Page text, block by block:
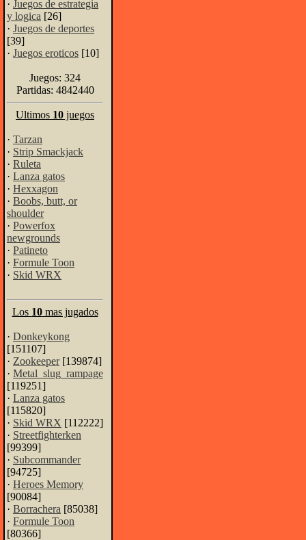
· Juegos de estrategia
y logica [26]
· Juegos de deportes
[39]
· Juegos eroticos [10]
Juegos: 324
Partidas: 4842440
Ultimos 10 juegos
· Tarzan
· Strip Smackjack
· Ruleta
· Lanza gatos
· Hexxagon
· Boobs, butt, or
shoulder
· Powerfox
newgrounds
· Patineto
· Formule Toon
· Skid WRX
Los 10mas jugados
· Donkeykong
[151107]
· Zookeeper[139874]
· Metal_slug_rampage
[119251]
· Lanza gatos
[115820]
· Skid WRX [112222]
· Streetfighterken
[99399]
· Subcommander
[94725]
· Heroes Memory
[90084]
· Borrachera [85038]
· Formule Toon
[80366]